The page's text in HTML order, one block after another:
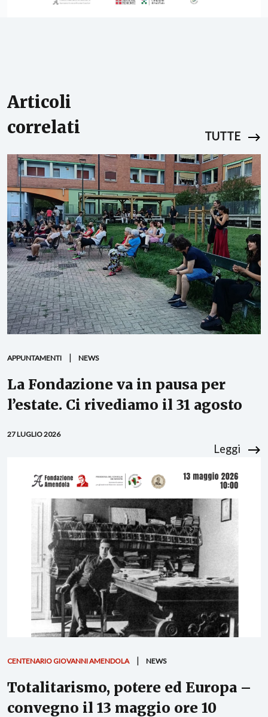
Articoli
correlati
TUTTE
APPUNTAMENTI NEWS
La Fondazione va in pausa per
l’estate. Ci rivediamo il 31 agosto
27 LUGLIO 2026
Leggi
CENTENARIO GIOVANNI AMENDOLA NEWS
Totalitarismo, potere ed Europa –
convegno il 13 maggio ore 10